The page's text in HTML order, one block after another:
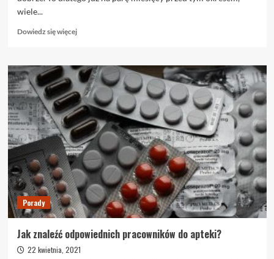
wiele...
Dowiedz się więcejDowiedz
o
Depilacja
laserowa
na
lato-
bezpieczny
zabieg
Porady
Jak znaleźć odpowiednich pracowników do apteki?
22 kwietnia, 2021